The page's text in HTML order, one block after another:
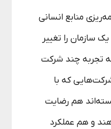
منابع انسانی
سازمان را تغییر
تجربه چند شرکت
که با
هم رضایت
و هم عملکرد